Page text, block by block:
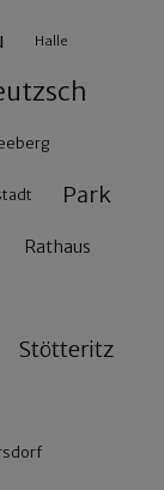
Halle
Park
Rathaus
Stötteritz